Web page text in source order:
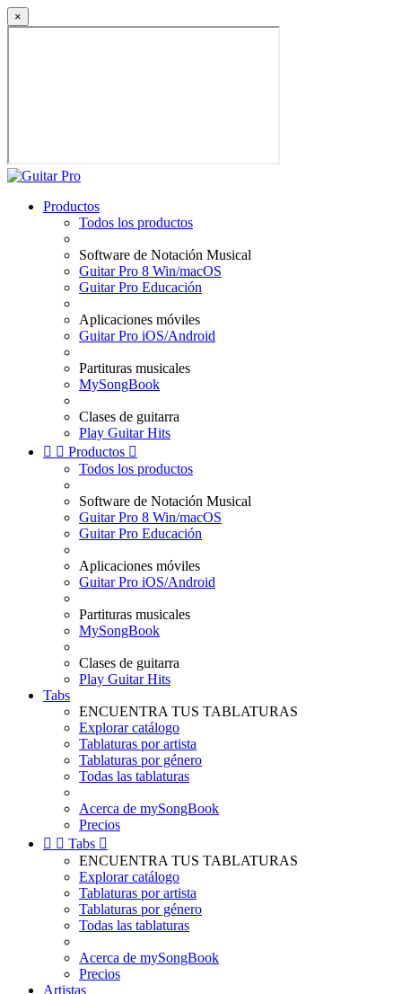
×
Productos
Todos los productos
Software de Notación Musical
Guitar Pro 8 Win/macOS
Guitar Pro Educación
Aplicaciones móviles
Guitar Pro iOS/Android
Partituras musicales
MySongBook
Clases de guitarra
Play Guitar Hits
  Productos 
Todos los productos
Software de Notación Musical
Guitar Pro 8 Win/macOS
Guitar Pro Educación
Aplicaciones móviles
Guitar Pro iOS/Android
Partituras musicales
MySongBook
Clases de guitarra
Play Guitar Hits
Tabs
ENCUENTRA TUS TABLATURAS
Explorar catálogo
Tablaturas por artista
Tablaturas por género
Todas las tablaturas
Acerca de mySongBook
Precios
  Tabs 
ENCUENTRA TUS TABLATURAS
Explorar catálogo
Tablaturas por artista
Tablaturas por género
Todas las tablaturas
Acerca de mySongBook
Precios
Artistas